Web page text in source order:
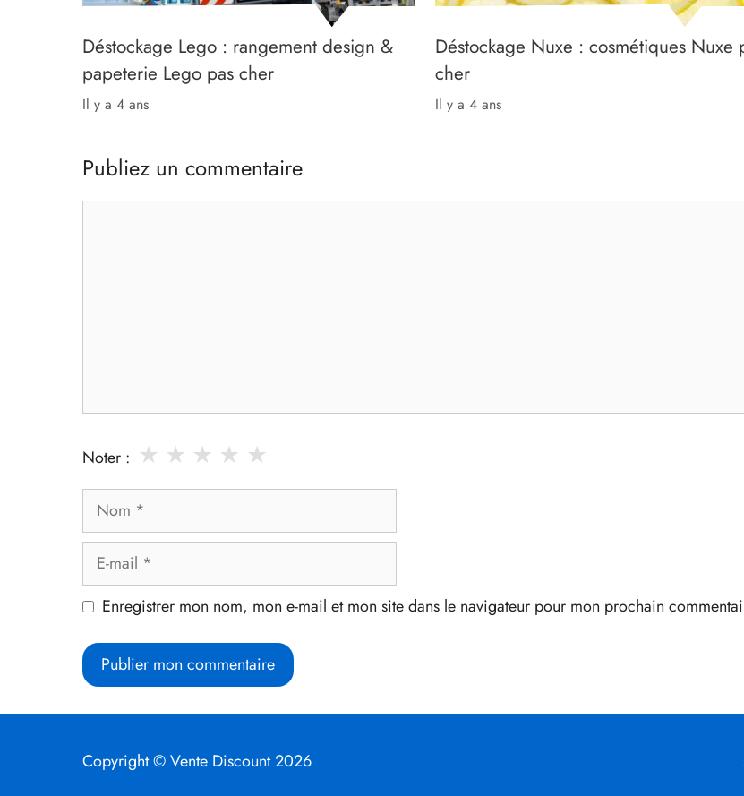
Déstockage Lego : rangement design &
papeterie Lego pas cher
il y a 4 ans
Déstockage Nuxe : cosmétiques Nuxe
cher
il y a 4 ans
Publiez un commentaire
Noter : ★
★
★
★
★
Nom
Enregistrer mon nom, mon e-mail et mon site dans le navigateur pour mon prochain
Copyright © Vente Discount 2026